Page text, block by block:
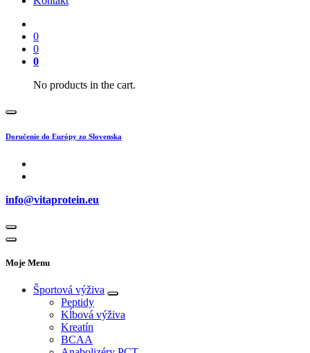
0
0
0
No products in the cart.
Doručenie do Európy zo Slovenska
info@vitaprotein.eu
Moje Menu
Športová výživa
Peptidy
Kĺbová výživa
Kreatín
BCAA